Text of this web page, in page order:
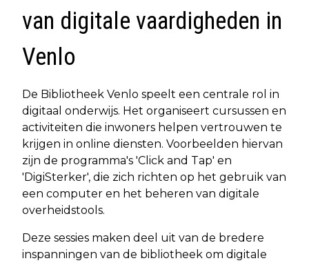
van digitale vaardigheden in
Venlo
De Bibliotheek Venlo speelt een centrale rol in
digitaal onderwijs. Het organiseert cursussen en
activiteiten die inwoners helpen vertrouwen te
krijgen in online diensten. Voorbeelden hiervan
zijn de programma's 'Click and Tap' en
'DigiSterker', die zich richten op het gebruik van
een computer en het beheren van digitale
overheidstools.
Deze sessies maken deel uit van de bredere
inspanningen van de bibliotheek om digitale